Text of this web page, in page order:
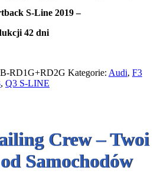
S-Line 2019 –
42 dni
RD1G+RD2G Kategorie: Audi, F3
, Q3 S-LINE
Crew – Twoi
Samochodów